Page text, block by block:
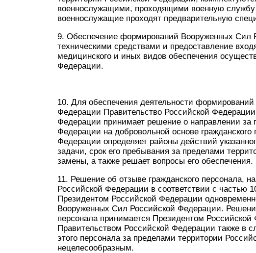
военнослужащими, проходящими военную службу
военнослужащие проходят предварительную
9. Обеспечение формирований Вооруженных Сил
техническими средствами и предоставление
медицинского и иных видов обеспечения
Федерации.
10. Для обеспечения деятельности
Федерации Правительство Российской
Федерации принимает решение о направлении за
Федерации на добровольной основе
Федерации определяет районы действий
задачи, срок его пребывания за пределами
замены, а также решает вопросы его обеспечения.
11. Решение об отзыве гражданского персонала,
Российской Федерации в соответствии с частью
Президентом Российской Федерации
Вооруженных Сил Российской Федерации.
персонала принимается Президентом
Правительством Российской Федерации также в
этого персонала за пределами территории
нецелесообразным.